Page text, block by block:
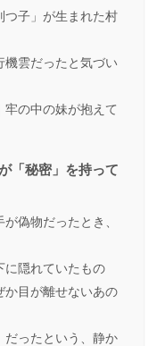
つ子」が生まれた村
機雲だったと気づい
牢の中の妹が抱えて
「秘密」を持って
偽物だったとき、
に隠れていたもの
か目が離せないあの
だったという、静か